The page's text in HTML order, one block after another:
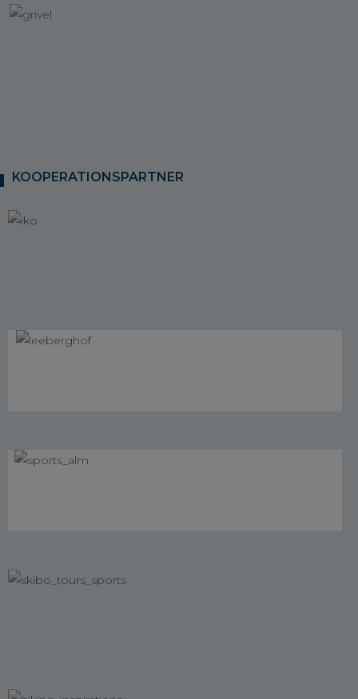
KOOPERATIONSPARTNER